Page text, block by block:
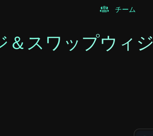
チーム
＆スワップウィ